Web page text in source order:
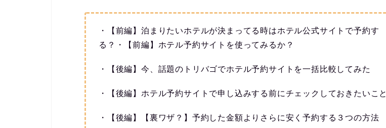
・【前編】泊まりたいホテルが決まってる時はホテル公式サイトで予約す
る？・【前編】ホテル予約サイトを使ってみるか？
・【後編】今、話題のトリバゴでホテル予約サイトを一括比較してみた
・【後編】ホテル予約サイトで申し込みする前にチェックしておきたいこと
・【後編】【裏ワザ？】予約した金額よりさらに安く予約する３つの方法